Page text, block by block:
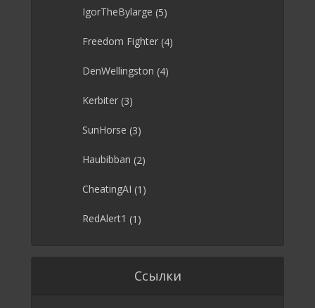
IgorTheBylarge (5)
Freedom Fighter (4)
DenWellingston (4)
Kerbiter (3)
SunHorse (3)
Haubibban (2)
CheatingAI (1)
RedAlert1 (1)
Ссылки